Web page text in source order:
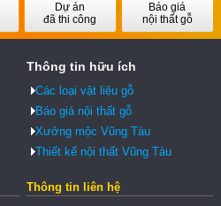
Dự án
đã thi công
Báo giá
nội thất gỗ
Thông tin hữu ích
Các loại vật liệu gỗ
Báo giá nội thất gỗ
Xưởng mộc Vũng Tàu
Thiết kế nội thất Vũng Tàu
Thông tin liên hệ